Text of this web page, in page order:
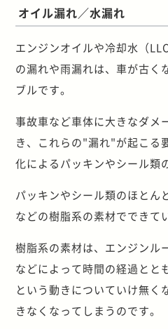
オイル漏れ／水漏れ
エンジンオイルや冷却水（
の漏れや雨漏れは、車が古く
ブルです。
事故車など車体に大きなダメ
き、これらの"漏れ"が起こる
化によるパッキンやシール類
パッキンやシール類のほとん
などの樹脂系の素材でできて
樹脂系の素材は、エンジンル
などによって時間の経過とと
という動きについていけ無く
きなくなってしまうのです。